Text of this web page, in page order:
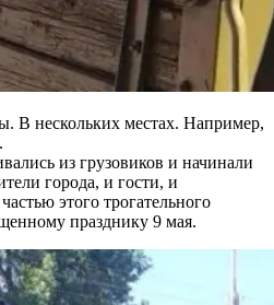
В нескольких местах. Например,
из грузовиков и начинали
города, и гости, и
этого трогательного
празднику 9 мая.